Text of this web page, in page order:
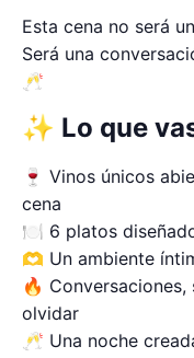
Esta cena no será
Será una
🥂
✨ Lo que
🍷 Vinos únicos
cena
🍽 6 platos
🫶 Un ambiente
🔥
olvidar
🥂 Una noche